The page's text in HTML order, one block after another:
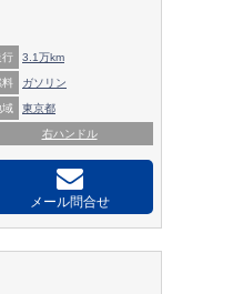
行 3.1万km
料 ガソリン
域 東京都
右ハンドル
メール問合せ